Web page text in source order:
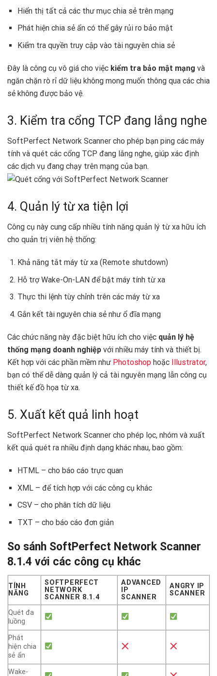
Hiển thị tất cả các thư mục chia sẻ trên mạng
Phát hiện chia sẻ ẩn có thể gây rủi ro bảo mật
Kiểm tra quyền truy cập vào tài nguyên chia sẻ
Đây là công cụ vô giá cho việc kiểm tra bảo mật mạng và
ngăn chặn rò rỉ dữ liệu không mong muốn thông qua các chia
sẻ không được bảo vệ. ️
3. Kiểm tra cổng TCP đang lắng nghe
SoftPerfect Network Scanner cho phép bạn ping các máy
tính và quét các cổng TCP đang lắng nghe, giúp xác định
các dịch vụ đang chạy trên mạng của bạn.
4. Quản lý từ xa tiện lợi
Công cụ này cung cấp nhiều tính năng quản lý từ xa hữu ích
cho quản trị viên hệ thống:
Khả năng tắt máy từ xa (Remote shutdown)
Hỗ trợ Wake-On-LAN để bật máy tính từ xa
Thực thi lệnh tùy chỉnh trên các máy từ xa
Gắn kết tài nguyên chia sẻ như ổ đĩa mạng
Các chức năng này đặc biệt hữu ích cho việc quản lý hệ
thống mạng doanh nghiệp với nhiều máy tính và thiết bị.
Kết hợp với các phần mềm như Photoshop hoặc Illustrator,
bạn có thể dễ dàng quản lý cả tài nguyên mạng lẫn công cụ
thiết kế đồ họa từ xa. ️
5. Xuất kết quả linh hoạt
SoftPerfect Network Scanner cho phép lọc, nhóm và xuất
kết quả quét ra nhiều định dạng khác nhau, bao gồm:
HTML – cho báo cáo trực quan
XML – để tích hợp với các công cụ khác
CSV – cho phân tích dữ liệu
TXT – cho báo cáo đơn giản
So sánh SoftPerfect Network Scanner
8.1.4 với các công cụ khác
TÍNH
NĂNG
SOFTPERFECT
NETWORK
SCANNER 8.1.4
ADVANCED
IP
SCANNER
ANGRY IP
SCANNER
Quét đa
luồng
Phát
hiện chia
sẻ ẩn
Wake-